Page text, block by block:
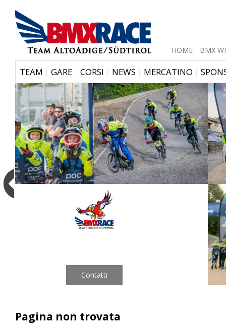
HOME BMX
TEAM | GARE | CORSI | NEWS | MERCATINO |
Pagina non trovata